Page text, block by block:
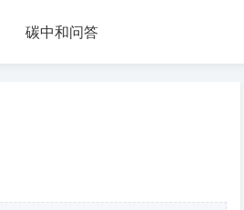
碳中和问答